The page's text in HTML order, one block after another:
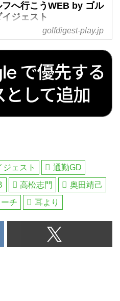
っしゃ! と思って固めよう
瞬間にもうあきまへん」。
の通勤GDは、高松志門プロ
靖己プロによる名師弟「一
ッスン」です。その第二十六
GD】通勤GDとは‟通勤ゴ
ダイジェスト”の略。世のサ
ーマンゴルファーをシングル
トを見つけてください。
ルフ芸人 高松志門】
年生まれ。橘田規に師事し
法から独自の理論を展開。
技...
フへ行こうWEB by ゴル
イジェスト
から北海道まで全国の国内ゴ
レーシアなど世界中の海外
旅行をご案内。ゴルフ場会
売買、ゴルフダイジェスト
のお得なメンバーシップ情
心者・アベレージから上級
ルフへ行こうWEB by ゴル
ジェスト
golfdigest-play.jp
ェスト
通勤GD
高松志門
奥田靖己
チ 耳より